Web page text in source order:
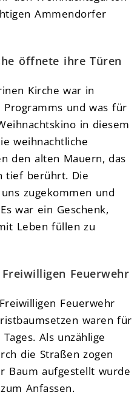
Ammendorfer
öffnete ihre Türen
Kirche war in
Programms und was für
in diesem
weihnachtliche
den alten Mauern, das
tief berührt. Die
zugekommen und
war ein Geschenk,
Leben füllen zu
Feuerwehr
Feuerwehr
waren für
Als unzählige
die Straßen zogen
Baum aufgestellt wurde
Anfassen.